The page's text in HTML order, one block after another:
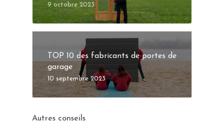
9 octobre 2023
TOP 10 des fabricants de portes de
garage
10 septembre 2023
Autres conseils